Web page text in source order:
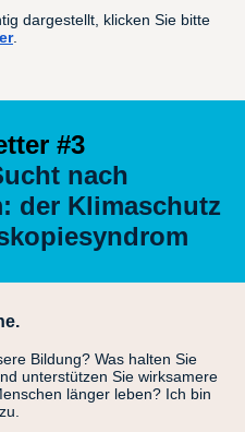
dargestellt, klicken Sie bitte
.
#3
nach
der Klimaschutz
Bildung? Was halten Sie
unterstützen Sie wirksamere
länger leben? Ich bin